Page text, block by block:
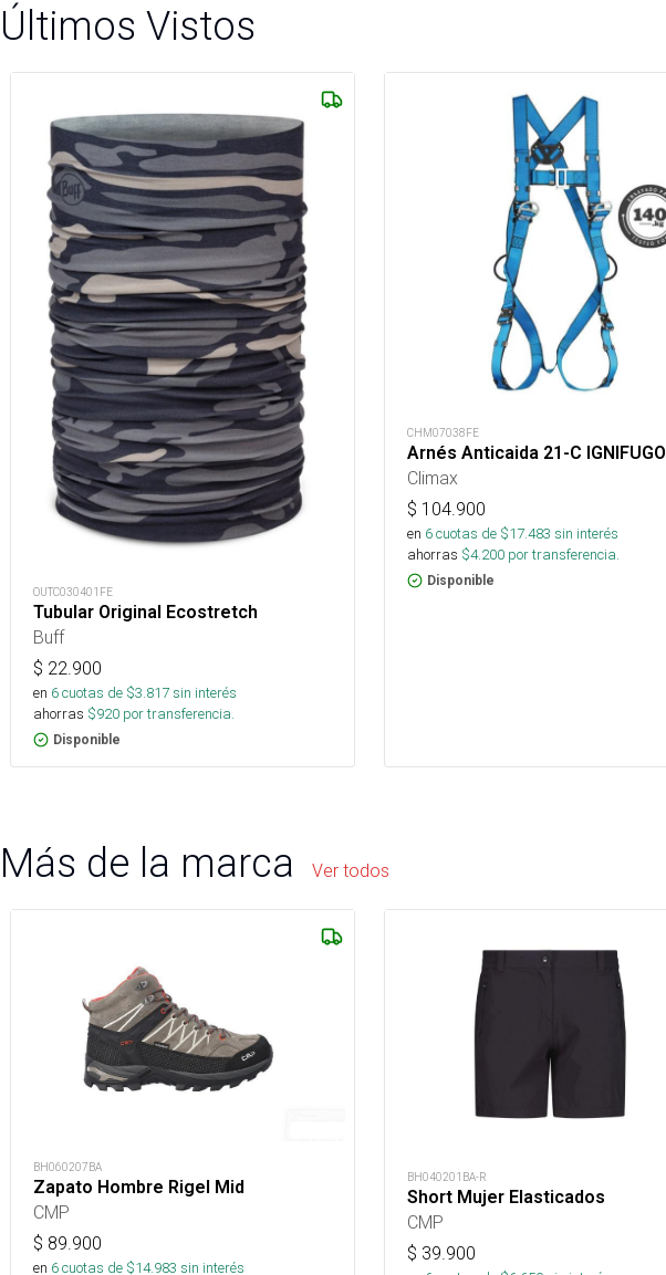
Últimos Vistos
OUTC030401FE
Tubular Original Ecostretch
Buff
$ 22.900
en 6cuotas de $3.817sin interés
ahorras $920 por transferencia.
Disponible
CHM07038FE
Arnés Anticaida 21-C IGNIFUGO
Climax
$ 104.900
en 6cuotas de $17.483 sin interés
ahorras $4.200 por transferencia.
Disponible
Más de la marca Ver todos
BH060207BA
Zapato Hombre Rigel Mid
CMP
$ 89.900
en 6cuotas de $14.983 sin interés
BH040201BA-R
Short Mujer Elasticados
CMP
$ 39.900